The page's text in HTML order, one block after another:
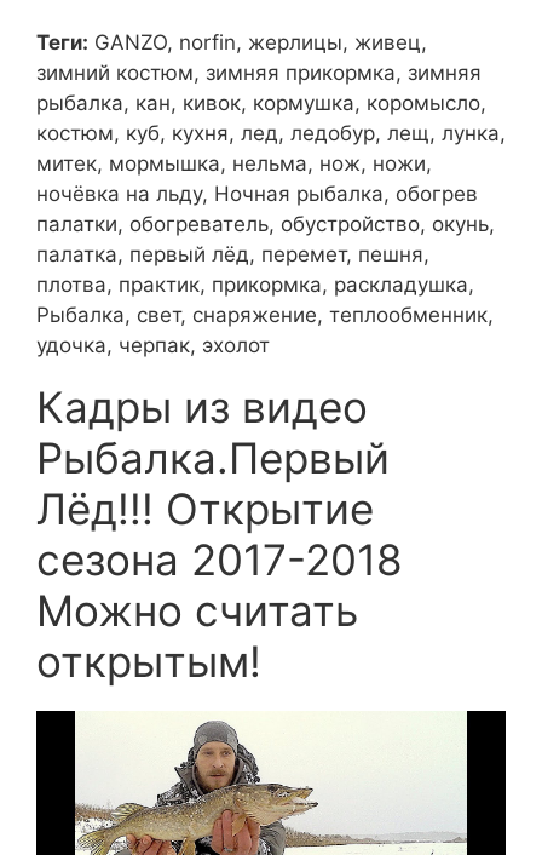
Теги: GANZO, norfin, жерлицы, живец,
зимний костюм, зимняя прикормка, зимняя
рыбалка, кан, кивок, кормушка, коромысло,
костюм, куб, кухня, лед, ледобур, лещ, лунка,
митек, мормышка, нельма, нож, ножи,
ночёвка на льду, Ночная рыбалка, обогрев
палатки, обогреватель, обустройство, окунь,
палатка, первый лёд, перемет, пешня,
плотва, практик, прикормка, раскладушка,
Рыбалка, свет, снаряжение, теплообменник,
удочка, черпак, эхолот
Кадры из видео
Рыбалка.Первый
Лёд!!! Открытие
сезона 2017-2018
Можно считать
открытым!